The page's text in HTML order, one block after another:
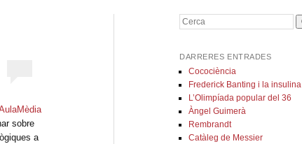
sobre
a
Cerca
DARRERES ENTRADES
Cocociència
Frederick Banting i la insulina
L’Olimpíada popular del 36
Àngel Guimerà
Rembrandt
Catàleg de Messier